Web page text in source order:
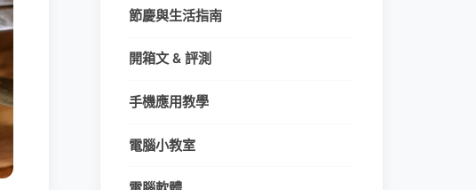
節慶與生活指南
開箱文 & 評測
手機應用教學
電腦小教室